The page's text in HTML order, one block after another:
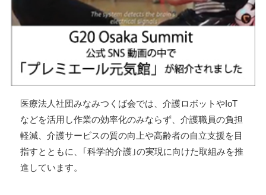
医療法人社団みなみつくば会では、介護ロボットやIoT
などを活用し作業の効率化のみならず、介護職員の負担
軽減、介護サービスの質の向上や高齢者の自立支援を目
指すとともに、｢科学的介護｣の実現に向けた取組みを推
進しています。